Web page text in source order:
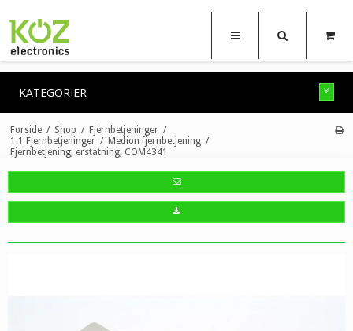
KATEGORIER
Forside / Shop / Fjernbetjeninger /
1:1 Fjernbetjeninger / Medion fjernbetjening /
Fjernbetjening, erstatning, COM4341